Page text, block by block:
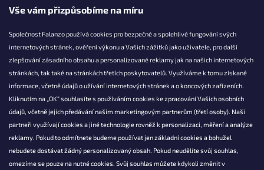
Vše vám přizpůsobíme na míru
Společnost Falanzo používá cookies pro bezpečné a spolehlivé fungování svých
internetových stránek, ověření výkonu a Vašich zážitků jako uživatele, pro další
zlepšování zásadního obsahu a personalizované reklamy jak na našich internetových
stránkách, tak také na stránkách třetích poskytovatelů. Využíváme k tomu získané
informace, včetně údajů o užívání internetových stránek a o koncových zařízeních.
Kliknutím na „OK“ souhlasíte s používáním cookies ke zpracování Vašich osobních
údajů, včetně jejich předávání našim marketingovým partnerům (třetí osoby). Naši
partneři využívají cookies a jiné technologie rovněž k personalizaci, měření a analýze
reklamy. Pokud to odmítnete budeme používat jen základní cookies a bohužel
nebudete dostávat žádný personalizovaný obsah. Pokud neudělíte svůj souhlas,
omezíme se pouze na nutné cookies. Svůj souhlas můžete kdykoli změnit v
KONTAKT
info@falanzo.cz
Falanzo.cz
FalanzoCZ